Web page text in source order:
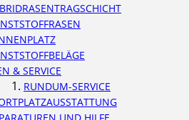
& SERVICE
RUNDUM-SERVICE